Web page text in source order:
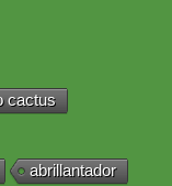
cactus
abrillantador